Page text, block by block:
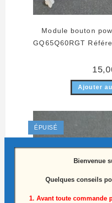
Module bouton
GQ65Q60RGT
Ajouter
ÉPUISÉ
Bienvenue
Quelques conseils
1. Avant toute commande